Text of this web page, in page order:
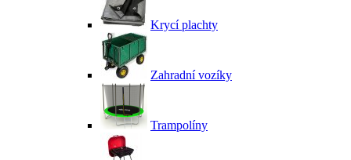
Krycí plachty
Zahradní vozíky
Trampolíny